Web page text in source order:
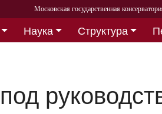
Московская государственная
Наука Структура